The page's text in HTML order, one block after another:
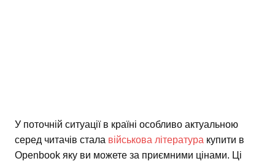
У поточній ситуації в країні особливо актуальною
серед читачів стала військова література купити в
Openbook яку ви можете за приємними цінами. Ці